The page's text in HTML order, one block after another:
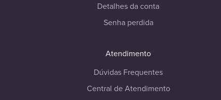
Detalhes da conta
Senha perdida
Atendimento
Dúvidas Frequentes
Central de Atendimento